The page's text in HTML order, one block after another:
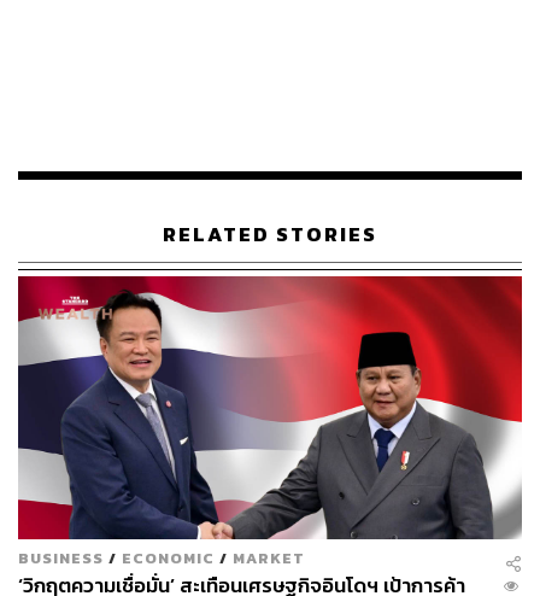
RELATED STORIES
BUSINESS / ECONOMIC / MARKET
‘วิกฤตความเชื่อมั่น’ สะเทือนเศรษฐกิจอินโดฯ เป้าการค้า